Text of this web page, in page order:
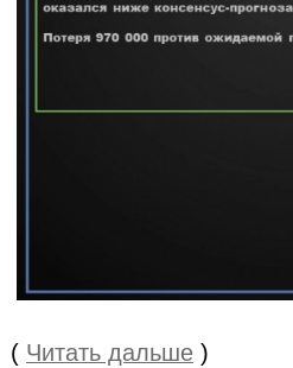
( Читать дальше )